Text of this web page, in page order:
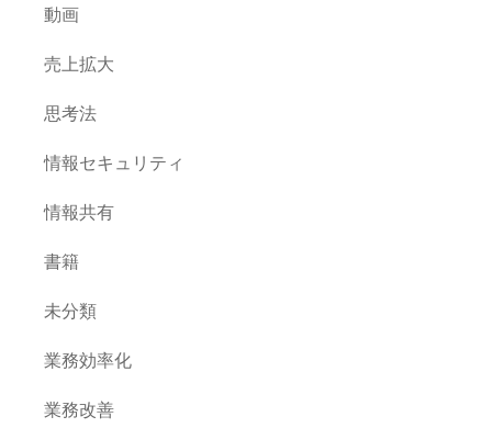
動画
売上拡大
思考法
情報セキュリティ
情報共有
書籍
未分類
業務効率化
業務改善